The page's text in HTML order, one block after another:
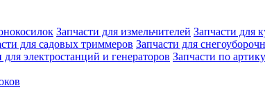
Запчасти для измельчителей Запчасти для
для садовых триммеров Запчасти для
для электростанций и генераторов Запчасти по